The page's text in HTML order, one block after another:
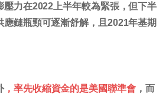
壓力在2022上半年較為緊張，但下半
鏈瓶頸可逐漸舒解，且2021年基期
，率先收縮資金的是美國聯準會，而